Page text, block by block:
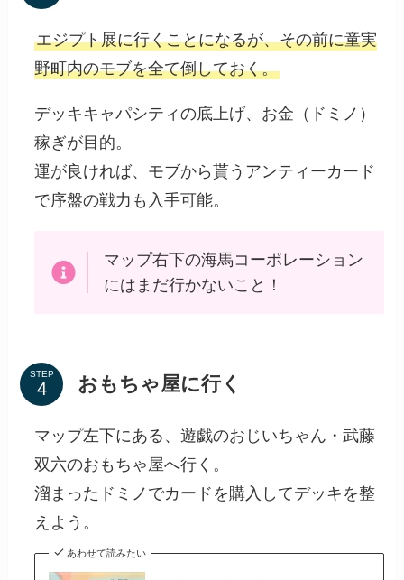
エジプト展に行くことになるが、その前に童実
野町内のモブを全て倒しておく。
デッキキャパシティの底上げ、お金（ドミノ）
稼ぎが目的。
運が良ければ、モブから貰うアンティーカード
で序盤の戦力も入手可能。
マップ右下の海馬コーポレーション
にはまだ行かないこと！
STEP おもちゃ屋に行く
マップ左下にある、遊戯のおじいちゃん・武藤
双六のおもちゃ屋へ行く。
溜まったドミノでカードを購入してデッキを整
えよう。
あわせて読みたい